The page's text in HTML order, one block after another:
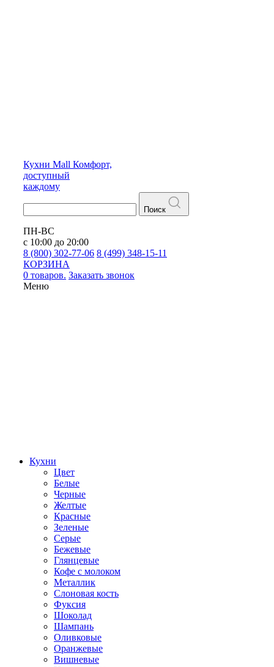
Кухни Mall Комфорт,
доступный
каждому
Поиск
ПН-ВС
с 10:00 до 20:00
8 (800) 302-77-06 8 (499) 348-15-11
КОРЗИНА
0 товаров. Заказать звонок
Меню
Кухни
Цвет
Белые
Черные
Желтые
Красные
Зеленые
Серые
Бежевые
Глянцевые
Кофе с молоком
Металлик
Слоновая кость
Фуксия
Шоколад
Шампань
Оливковые
Оранжевые
Вишневые